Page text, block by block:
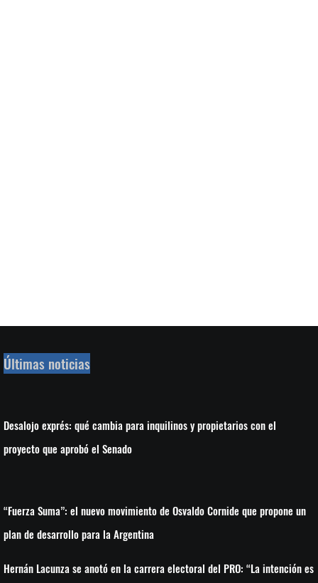
Últimas noticias
Desalojo exprés: qué cambia para inquilinos y propietarios con el
proyecto que aprobó el Senado
“Fuerza Suma”: el nuevo movimiento de Osvaldo Cornide que propone un
plan de desarrollo para la Argentina
Hernán Lacunza se anotó en la carrera electoral del PRO: “La intención es